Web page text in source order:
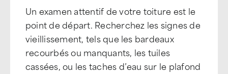
Un examen attentif de votre toiture est le
point de départ. Recherchez les signes de
vieillissement, tels que les bardeaux
recourbés ou manquants, les tuiles
cassées, ou les taches d’eau sur le plafond